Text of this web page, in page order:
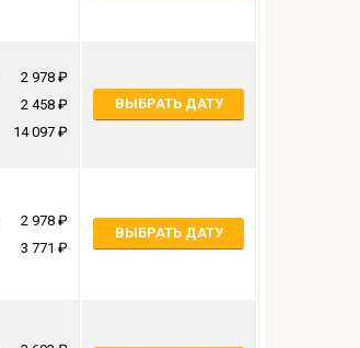
2 978
2 458
14 097
ВЫБРАТЬ ДАТУ
2 978
3 771
ВЫБРАТЬ ДАТУ